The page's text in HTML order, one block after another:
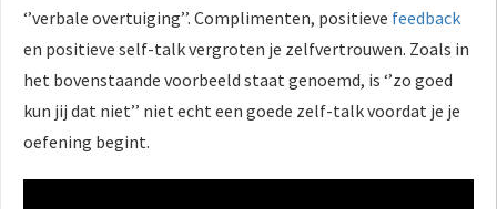
‘’verbale overtuiging’’. Complimenten, positieve feedback
en positieve self-talk vergroten je zelfvertrouwen. Zoals in
het bovenstaande voorbeeld staat genoemd, is ‘’zo goed
kun jij dat niet’’ niet echt een goede zelf-talk voordat je je
oefening begint.